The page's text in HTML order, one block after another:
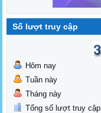
Số lượt truy cập
Hôm nay
Tuần này
Tháng này
Tổng số lượt truy cập